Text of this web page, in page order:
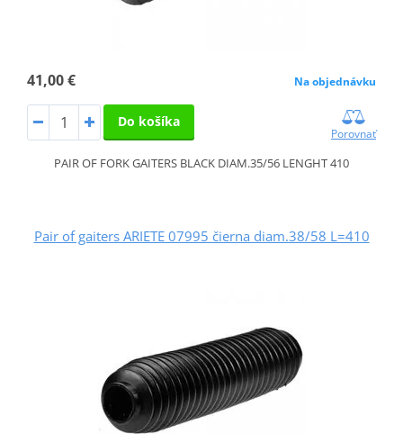
41,00 € Na objednávku
Do košíka
Porovnať
PAIR OF FORK GAITERS BLACK DIAM.35/56 LENGHT 410
Pair of gaiters ARIETE 07995 čierna diam.38/58 L=410